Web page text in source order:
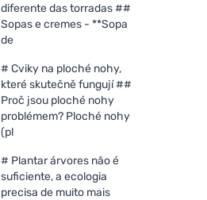
diferente das torradas ##
Sopas e cremes - **Sopa
de
# Cviky na ploché nohy,
které skutečně fungují ##
Proč jsou ploché nohy
problémem? Ploché nohy
(pl
# Plantar árvores não é
suficiente, a ecologia
precisa de muito mais